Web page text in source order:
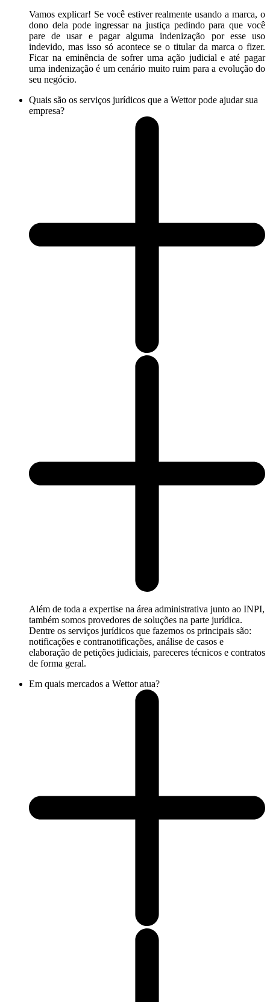
Vamos explicar! Se você estiver realmente usando a marca, o
dono dela pode ingressar na justiça pedindo para que você
pare de usar e pagar alguma indenização por esse uso
indevido, mas isso só acontece se o titular da marca o fizer.
Ficar na eminência de sofrer uma ação judicial e até pagar
uma indenização é um cenário muito ruim para a evolução do
seu negócio.
Quais são os serviços jurídicos que a Wettor pode ajudar sua
empresa?
Além de toda a expertise na área administrativa junto ao INPI,
também somos provedores de soluções na parte jurídica.
Dentre os serviços jurídicos que fazemos os principais são:
notificações e contranotificações, análise de casos e
elaboração de petições judiciais, pareceres técnicos e contratos
de forma geral.
Em quais mercados a Wettor atua?